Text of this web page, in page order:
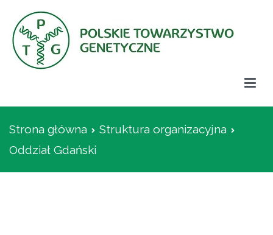
treści
Strona główna
Struktura organizacyjna
Oddział Gdański